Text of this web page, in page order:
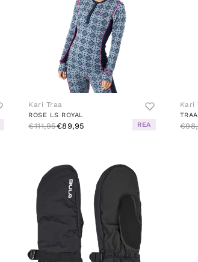
Kari Traa
ROSE LS ROYAL
€111,95€89,95 REA
Kari